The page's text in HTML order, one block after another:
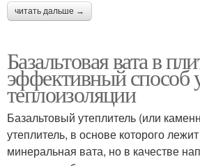
читать дальше →
Базальтовая вата в
эффективный способ
теплоизоляции
Базальтовый утеплитель (или
утеплитель, в основе которого
минеральная вата, но в качестве